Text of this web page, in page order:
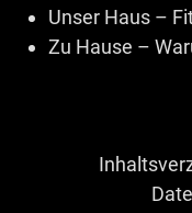
Unser Haus –
Zu Hause –